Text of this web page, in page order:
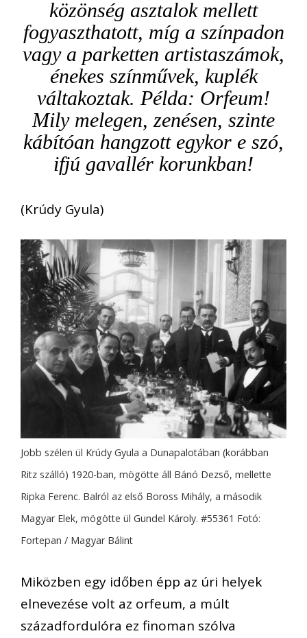
közönség asztalok mellett
fogyaszthatott, míg a színpadon
vagy a parketten artistaszámok,
énekes színművek, kuplék
váltakoztak. Példa: Orfeum!
Mily melegen, zenésen, szinte
kábítóan hangzott egykor e szó,
ifjú gavallér korunkban!
(Krúdy Gyula)
Jobb szélen ül Krúdy Gyula a Dunapalotában (korábban
Ritz szálló) 1920-ban, mögötte áll Bánó Dezső, mellette
Ripka Ferenc. Balról az első Boross Mihály, a második
Magyar Elek, mögötte ül Gundel Károly. #55361 Fotó:
Fortepan / Magyar Bálint
Miközben egy időben épp az úri helyek
elnevezése volt az orfeum, a múlt
századfordulóra ez finoman szólva